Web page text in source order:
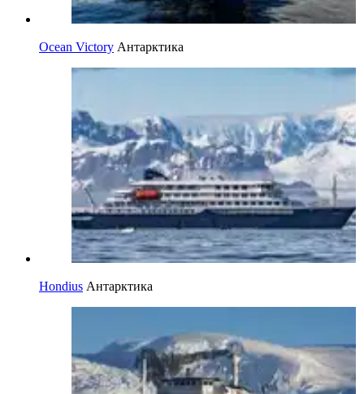
Ocean Victory Антарктика
Hondius Антарктика